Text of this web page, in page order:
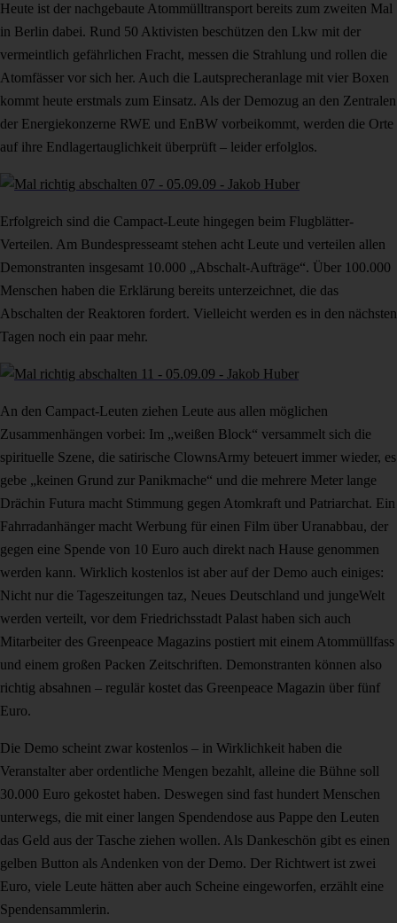
Heute ist der nachgebaute Atommülltransport bereits zum zweiten Mal
in Berlin dabei. Rund 50 Aktivisten beschützen den Lkw mit der
vermeintlich gefährlichen Fracht, messen die Strahlung und rollen die
Atomfässer vor sich her. Auch die Lautsprecheranlage mit vier Boxen
kommt heute erstmals zum Einsatz. Als der Demozug an den Zentralen
der Energiekonzerne RWE und EnBW vorbeikommt, werden die Orte
auf ihre Endlagertauglichkeit überprüft – leider erfolglos.
Erfolgreich sind die Campact-Leute hingegen beim Flugblätter-
Verteilen. Am Bundespresseamt stehen acht Leute und verteilen allen
Demonstranten insgesamt 10.000 „Abschalt-Aufträge“. Über 100.000
Menschen haben die Erklärung bereits unterzeichnet, die das
Abschalten der Reaktoren fordert. Vielleicht werden es in den nächsten
Tagen noch ein paar mehr.
An den Campact-Leuten ziehen Leute aus allen möglichen
Zusammenhängen vorbei: Im „weißen Block“ versammelt sich die
spirituelle Szene, die satirische ClownsArmy beteuert immer wieder, es
gebe „keinen Grund zur Panikmache“ und die mehrere Meter lange
Drächin Futura macht Stimmung gegen Atomkraft und Patriarchat. Ein
Fahrradanhänger macht Werbung für einen Film über Uranabbau, der
gegen eine Spende von 10 Euro auch direkt nach Hause genommen
werden kann. Wirklich kostenlos ist aber auf der Demo auch einiges:
Nicht nur die Tageszeitungen taz, Neues Deutschland und jungeWelt
werden verteilt, vor dem Friedrichsstadt Palast haben sich auch
Mitarbeiter des Greenpeace Magazins postiert mit einem Atommüllfass
und einem großen Packen Zeitschriften. Demonstranten können also
richtig absahnen – regulär kostet das Greenpeace Magazin über fünf
Euro.
Die Demo scheint zwar kostenlos – in Wirklichkeit haben die
Veranstalter aber ordentliche Mengen bezahlt, alleine die Bühne soll
30.000 Euro gekostet haben. Deswegen sind fast hundert Menschen
unterwegs, die mit einer langen Spendendose aus Pappe den Leuten
das Geld aus der Tasche ziehen wollen. Als Dankeschön gibt es einen
gelben Button als Andenken von der Demo. Der Richtwert ist zwei
Euro, viele Leute hätten aber auch Scheine eingeworfen, erzählt eine
Spendensammlerin.